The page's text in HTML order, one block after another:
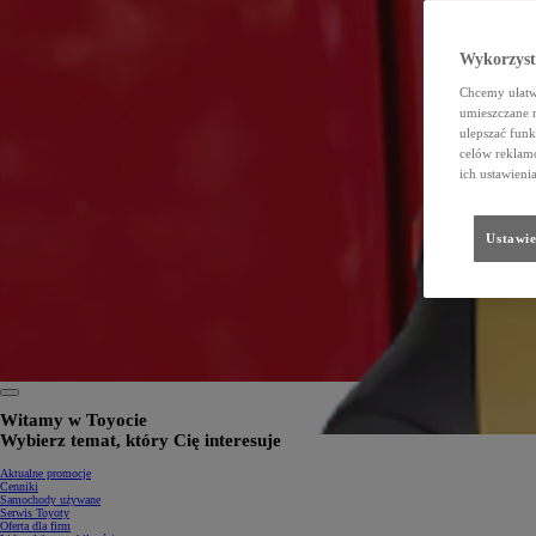
Witamy w Toyocie
Wybierz temat, który Cię interesuje
Aktualne promocje
Cenniki
Samochody używane
Serwis Toyoty
Oferta dla firm
Chcemy
ulepszać
celów
ich